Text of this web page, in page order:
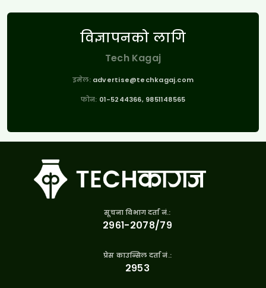
विज्ञापनको लागि
Tech Kagaj
इमेल: advertise@techkagaj.com
फोन: 01-5244366, 9851148565
सूचना विभाग दर्ता नं.:
२९६१-२०७८/७९
प्रेस काउन्सिल दर्ता नं.:
२९५३